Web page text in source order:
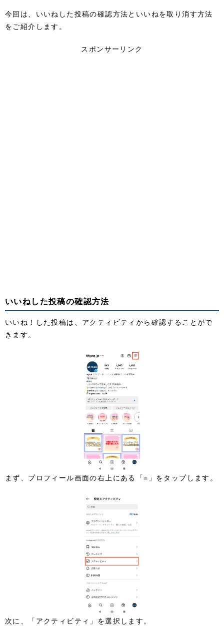
今回は、いいねした投稿の確認方法といいねを取り消す方法
をご紹介します。
スポンサーリンク
いいねした投稿の確認方法
いいね！した投稿は、アクティビティから確認することがで
きます。
まず、プロフィール画面の右上にある「≡」をタップします。
次に、「アクティビティ」を選択します。